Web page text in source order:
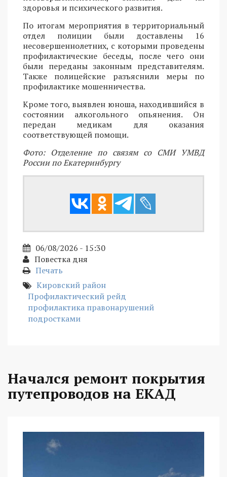
здоровья и психического развития.
По итогам мероприятия в территориальный
отдел полиции были доставлены 16
несовершеннолетних, с которыми проведены
профилактические беседы, после чего они
были переданы законным представителям.
Также полицейские разъяснили меры по
профилактике мошенничества.
Кроме того, выявлен юноша, находившийся в
состоянии алкогольного опьянения. Он
передан медикам для оказания
соответствующей помощи.
Фото: Отделение по связям со СМИ УМВД
России по Екатеринбургу
06/08/2026 - 15:30
Повестка дня
Печать
Кировский район
Профилактический рейд
профилактика правонарушений
подростками
Начался ремонт покрытия
путепроводов на ЕКАД